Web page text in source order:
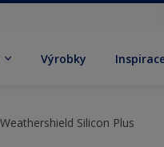
Výrobky
Silicon Plus